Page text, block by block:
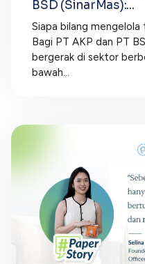
BSD (SinarMas):...
Siapa bilang mengelola
Bagi PT AKP dan PT
bergerak di sektor
bawah...